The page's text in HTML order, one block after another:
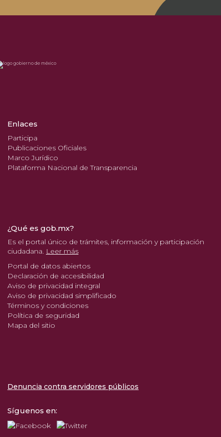
Enlaces
Participa
Publicaciones Oficiales
Marco Jurídico
Plataforma Nacional de Transparencia
¿Qué es gob.mx?
Es el portal único de trámites, información y participación
ciudadana. Leer más
Portal de datos abiertos
Declaración de accesibilidad
Aviso de privacidad integral
Aviso de privacidad simplificado
Términos y condiciones
Política de seguridad
Mapa del sitio
Denuncia contra servidores públicos
Síguenos en: